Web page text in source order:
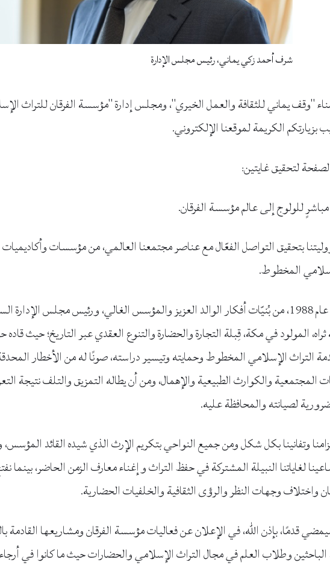
شرف أحمد زكي يماني، رئيس مجلس الإدارة
"وقف يماني للثقافة والعمل الخيري"، ومجلس إدارة "مؤسسة الفرقان للتراث
الكريمة لموقعنا الإلكتروني.
لتحقيق غايتين:
للولوج إلى عالم مؤسسة الفرقان.
بتحقيق التواصل الفعّال مع عناصر مجتمعنا العالمي، من مؤسسات
المخطوط.
انطلقت رحلة الفرقان عام 1988، من بُنيّات أفكار الوالد العزيز والمؤسس الغالي، ورئيس مجلس
المولود في مكة، قِبلة التجارة والحضارة والتنوع العقدي عبر التاريخ؛ حيث
التراث الإسلامي المخطوط وحمايته وتيسير دراسته، صونًا له من الأخطار
المجتمعية والكوارث الطبيعية والإهمال، ومن أن يطاله التمزيق والتلف نتيجة
لصيانته والمحافظة عليه.
وتفانينا بكل شكل ومن جميع النواحي بتكريم الإرث الذي شيده القائد المؤسس،
لغاياتنا النبيلة المشتركة في حفظ التراث وإغناء معارف الزمن الحاضر، بينما
واختلاف وجهات النظر والرؤى الثقافية والخلفيات الحضارية.
قدمًا، بإذن الله، في الإعلان عن فعاليات مؤسسة الفرقان ومشاريعها القادمة
وطلاب العلم في مجال التراث الإسلامي والحضارات حيث ما كانوا في